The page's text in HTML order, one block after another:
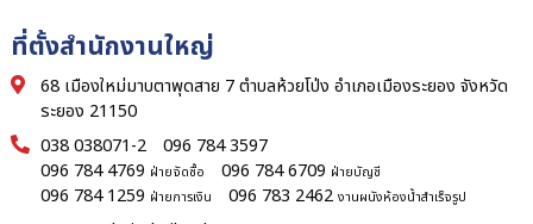
ที่ตั้งสำนักงานใหญ่
68 เมืองใหม่มาบตาพุดสาย 7 ตำบลห้วยโป่ง อำเภอเมืองระยอง จังหวัด
ระยอง 21150
038 038071-2
096 784 3597
096 784 4769 ฝ่ายจัดซื้อ 096 784 6709 ฝ่ายบัญชี
096 784 1259 ฝ่ายการเงิน 096 783 2462 งานผนังห้องน้ำสำเร็จรูป